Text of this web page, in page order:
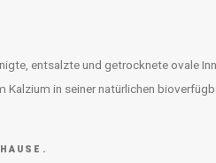
entsalzte und getrocknete ovale
in seiner natürlichen